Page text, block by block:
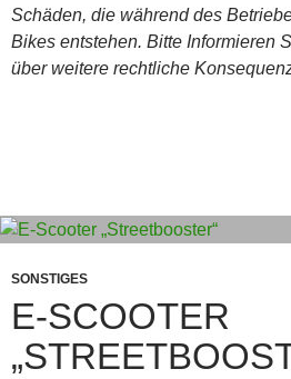
Schäden, die während des
Bikes entstehen. Bitte Informieren
über weitere rechtliche
SONSTIGES
E-SCOOTER